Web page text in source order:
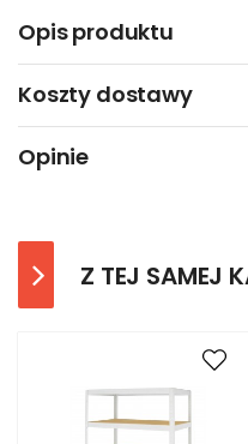
Opis produktu
Koszty dostawy
Opinie
Z TEJ SAMEJ